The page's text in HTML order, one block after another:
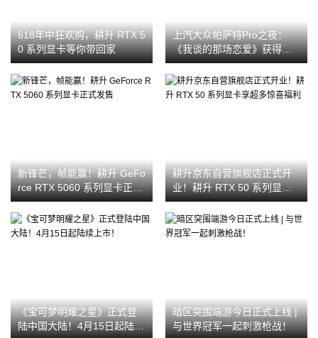
618年中狂欢购，耕升 RTX 5
0 系列显卡等你带回家
上汽大众帕萨特Pro之夜：
《我谈的那场恋爱》获得金
扬花奖最佳编剧
新锋芒，帧能赢！耕升 GeFo
rce RTX 5060 系列显卡正式
发售
耕升京东自营旗舰店正式开
业！耕升 RTX 50 系列显卡
享超多惊喜福利
《宝可梦明耀之星》正式登
陆中国大陆！4月15日起陆续
暗区突围端游今日正式上线 |
与世界冠军一起刺激枪战！